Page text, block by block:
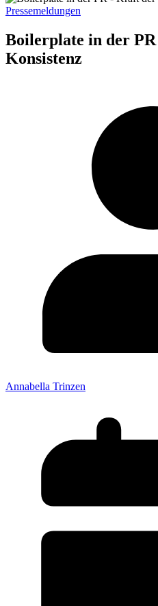
Pressemeldungen
Boilerplate in der
Konsistenz
Annabella Trinzen